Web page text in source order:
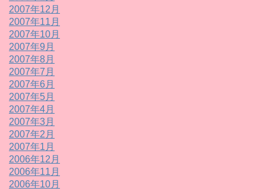
2007年12月
2007年11月
2007年10月
2007年9月
2007年8月
2007年7月
2007年6月
2007年5月
2007年4月
2007年3月
2007年2月
2007年1月
2006年12月
2006年11月
2006年10月